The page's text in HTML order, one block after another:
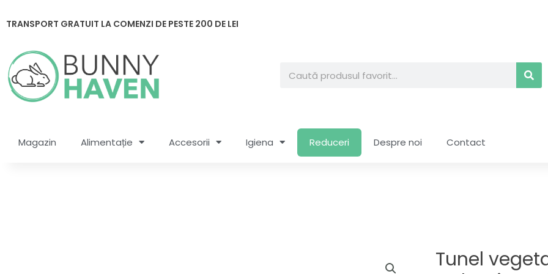
toTRANSPORT GRATUIT LA COMENZI DE PESTE 200 DE LEI
Search
Magazin Alimentație Accesorii Igiena Reduceri Despre noi Contact
Tunel